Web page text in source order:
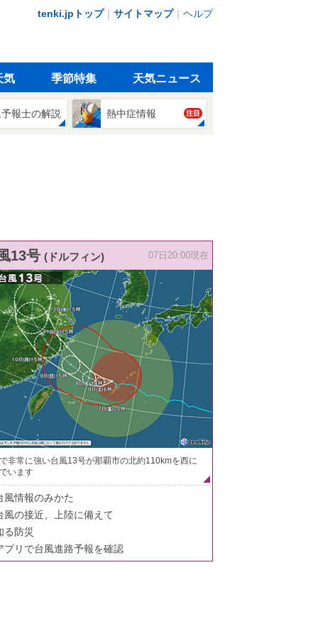
tenki.jpトップ｜ サイトマップ｜ ヘルプ
気 季節特集 天気ニュース
報士の解説 熱中症情報 注目
13号 (ドルフィン) 07日20:00現在
非常に強い台風13号が那覇市の北約110kmを西に
います
風情報のみかた
風の接近、上陸に備えて
る防災
プリで台風進路予報を確認